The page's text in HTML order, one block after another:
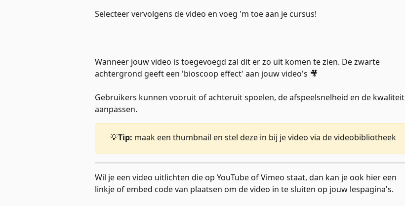
Selecteer vervolgens de video en voeg 'm toe aan je cursus!
Wanneer jouw video is toegevoegd zal dit er zo uit komen te zien. De zwarte
achtergrond geeft een 'bioscoop effect' aan jouw video's 🎥
Gebruikers kunnen vooruit of achteruit spoelen, de afspeelsnelheid en de kwaliteit
aanpassen.
💡Tip: maak een thumbnail en stel deze in bij je video via de videobibliotheek
Wil je een video uitlichten die op YouTube of Vimeo staat, dan kan je ook hier een
linkje of embed code van plaatsen om de video in te sluiten op jouw lespagina's.